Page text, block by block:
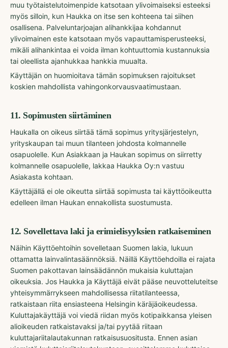
muu työtaistelutoimenpide katsotaan ylivoimaiseksi esteeksi
myös silloin, kun Haukka on itse sen kohteena tai siihen
osallisena. Palveluntarjoajan alihankkijaa kohdannut
ylivoimainen este katsotaan myös vapauttamisperusteeksi,
mikäli alihankintaa ei voida ilman kohtuuttomia kustannuksia
tai oleellista ajanhukkaa hankkia muualta.
Käyttäjän on huomioitava tämän sopimuksen rajoitukset
koskien mahdollista vahingonkorvausvaatimustaan.
11. Sopimusten siirtäminen
Haukalla on oikeus siirtää tämä sopimus yritysjärjestelyn,
yrityskaupan tai muun tilanteen johdosta kolmannelle
osapuolelle. Kun Asiakkaan ja Haukan sopimus on siirretty
kolmannelle osapuolelle, lakkaa Haukka Oy:n vastuu
Asiakasta kohtaan.
Käyttäjällä ei ole oikeutta siirtää sopimusta tai käyttöoikeutta
edelleen ilman Haukan ennakollista suostumusta.
12. Sovellettava laki ja erimielisyyksien ratkaiseminen
Näihin Käyttöehtoihin sovelletaan Suomen lakia, lukuun
ottamatta lainvalintasäännöksiä. Näillä Käyttöehdoilla ei rajata
Suomen pakottavan lainsäädännön mukaisia kuluttajan
oikeuksia. Jos Haukka ja Käyttäjä eivät pääse neuvotteluteitse
yhteisymmärrykseen mahdollisessa riitatilanteessa,
ratkaistaan riita ensiasteena Helsingin käräjäoikeudessa.
Kuluttajakäyttäjä voi viedä riidan myös kotipaikkansa yleisen
alioikeuden ratkaistavaksi ja/tai pyytää riitaan
kuluttajariitalautakunnan ratkaisusuositusta. Ennen asian